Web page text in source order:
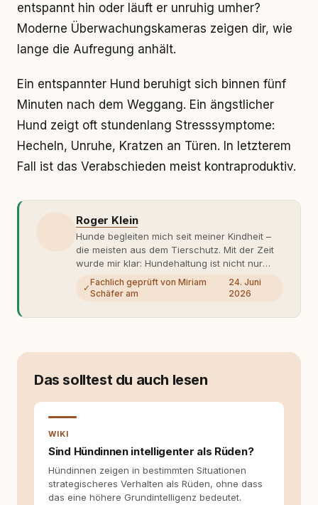
entspannt hin oder läuft er unruhig umher?
Moderne Überwachungskameras zeigen dir, wie
lange die Aufregung anhält.
Ein entspannter Hund beruhigt sich binnen fünf
Minuten nach dem Weggang. Ein ängstlicher
Hund zeigt oft stundenlang Stresssymptome:
Hecheln, Unruhe, Kratzen an Türen. In letzterem
Fall ist das Verabschieden meist kontraproduktiv.
Roger Klein
Hunde begleiten mich seit meiner Kindheit –
die meisten aus dem Tierschutz. Mit der Zeit
wurde mir klar: Hundehaltung ist nicht nur
Gefühl, sondern Verantwortung und
Fachwissen. Der Wendepunkt kam mit meinem
allein nicht mehr. Ich begann mich intensiv mit
Wissen ersetzt – nicht umgekehrt. Aus dieser
Tierschutz beginnt mit Wissen. Wer seinen
Hund versteht, trifft bessere Entscheidungen –
für ein Zusammenleben, das beiden guttut.
✓
Fachlich geprüft von Miriam
Schäfer am
24. Juni
2026
Das solltest du auch lesen
WIKI
Sind Hündinnen intelligenter als Rüden?
Hündinnen zeigen in bestimmten Situationen
strategischeres Verhalten als Rüden, ohne dass
das eine höhere Grundintelligenz bedeutet.